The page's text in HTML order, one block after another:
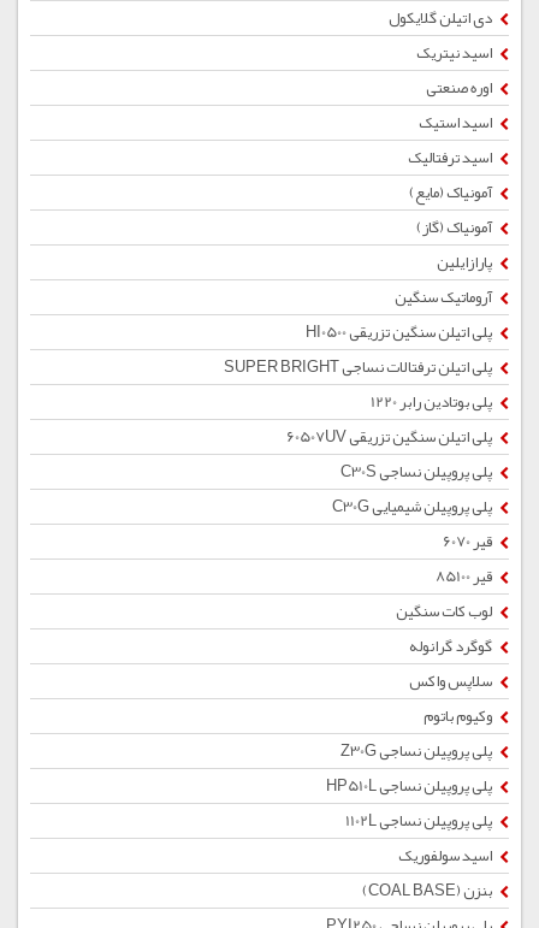
دی اتیلن گلایکول
اسید نیتریک
اوره صنعتی
اسید استیک
اسید ترفتالیک
آمونیاک (مایع)
آمونیاک (گاز)
پارازایلین
آروماتیک سنگین
پلی اتیلن سنگین تزریقی HI0500
پلی اتیلن ترفتالات نساجی SUPER BRIGHT
پلی بوتادین رابر 1220
پلی اتیلن سنگین تزریقی 60507UV
پلی پروپیلن نساجی C30S
پلی پروپیلن شیمیایی C30G
قیر 6070
قیر 85100
لوب کات سنگین
گوگرد گرانوله
سلاپس واکس
وکیوم باتوم
پلی پروپیلن نساجی Z30G
پلی پروپیلن نساجی HP510L
پلی پروپیلن نساجی 1102L
اسید سولفوریک
بنزن (COAL BASE)